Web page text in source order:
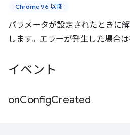
Chrome 96 以降
パラメータが設定されたときに
します。エラーが発生した場合は
イベント
onConfigCreated